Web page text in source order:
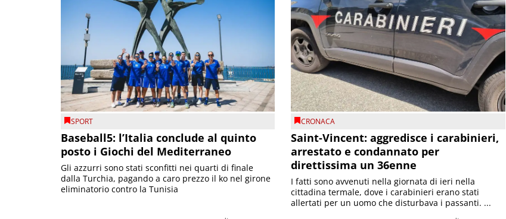
SPORT
Baseball5: l’Italia conclude al quinto
posto i Giochi del Mediterraneo
Gli azzurri sono stati sconfitti nei quarti di finale
dalla Turchia, pagando a caro prezzo il ko nel girone
eliminatorio contro la Tunisia
CRONACA
Saint-Vincent: aggredisce i carabinieri,
arrestato e condannato per
direttissima un 36enne
I fatti sono avvenuti nella giornata di ieri nella
cittadina termale, dove i carabinieri erano stati
allertati per un uomo che disturbava i passanti. ...